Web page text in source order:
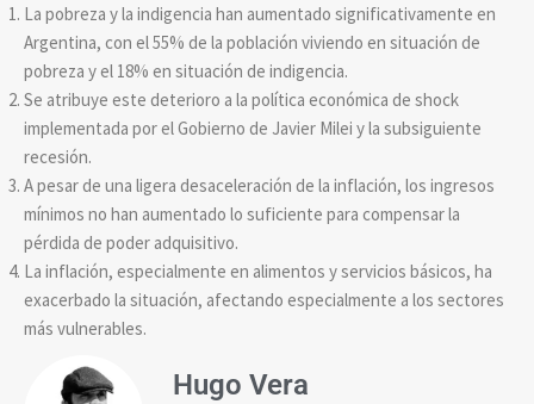
La pobreza y la indigencia han aumentado significativamente en
Argentina, con el 55% de la población viviendo en situación de
pobreza y el 18% en situación de indigencia.
Se atribuye este deterioro a la política económica de shock
implementada por el Gobierno de Javier Milei y la subsiguiente
recesión.
A pesar de una ligera desaceleración de la inflación, los ingresos
mínimos no han aumentado lo suficiente para compensar la
pérdida de poder adquisitivo.
La inflación, especialmente en alimentos y servicios básicos, ha
exacerbado la situación, afectando especialmente a los sectores
más vulnerables.
Hugo Vera